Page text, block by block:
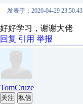
发表于：2020-04-29 23:50:43
好好学习，谢谢大佬
回复 引用 举报
TomCruze
关注 私信